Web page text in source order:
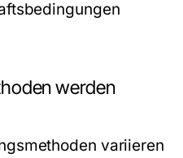
werden
variieren